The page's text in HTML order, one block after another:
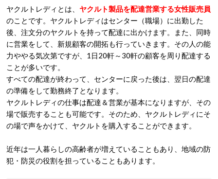
ヤクルトレディとは、 ヤクルト製品を配達営業する女性販売員
のことです。ヤクルトレディはセンター（職場）に出勤した
後、注文分のヤクルトを持って配達に出かけます。また、同時
に営業をして、新規顧客の開拓も行っていきます。その人の能
力ややる気次第ですが、1日20軒～30軒の顧客を周り配達する
ことが多いです。
すべての配達が終わって、センターに戻った後は、翌日の配達
の準備をして勤務終了となります。
ヤクルトレディの仕事は配達＆営業が基本になりますが、その
場で販売することも可能です。そのため、ヤクルトレディにそ
の場で声をかけて、ヤクルトを購入することができます。
近年は一人暮らしの高齢者が増えていることもあり、地域の防
犯・防災の役割を担っていることもあります。